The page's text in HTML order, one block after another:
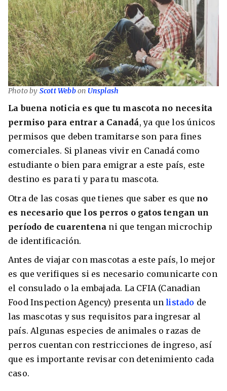
+30 Summer English for Professionals en
Melbourne
Photo by Scott Webbon Unsplash
La buena noticia es que tu mascota no necesita
permiso para entrar a Canadá, ya que los únicos
permisos que deben tramitarse son para fines
comerciales. Si planeas vivir en Canadá como
estudiante o bien para emigrar a este país, este
destino es para ti y para tu mascota.
Otra de las cosas que tienes que saber es que no
es necesario que los perros o gatos tengan un
período de cuarentena ni que tengan microchip
de identificación.
Antes de viajar con mascotas a este país, lo mejor
es que verifiques si es necesario comunicarte con
el consulado o la embajada. La CFIA (Canadian
Food Inspection Agency) presenta unlistado de
las mascotas y sus requisitos para ingresar al
país. Algunas especies de animales o razas de
perros cuentan con restricciones de ingreso, así
que es importante revisar con detenimiento cada
caso.